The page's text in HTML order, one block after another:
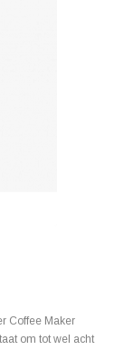
Coffee Maker
om tot wel acht